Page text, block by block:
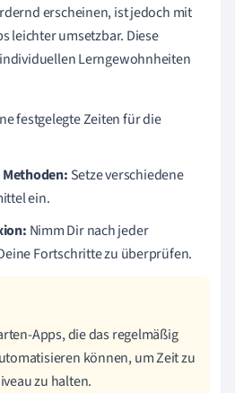
erscheinen, ist jedoch mit
leichter umsetzbar. Diese
Lerngewohnheiten
festgelegte Zeiten für die
Setze verschiedene
ein.
Nimm Dir nach jeder
Fortschritte zu überprüfen.
Apps, die das regelmäßig
können, um Zeit zu
zu halten.